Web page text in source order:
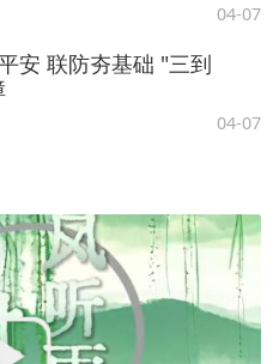
04-07
安 联防夯基础 "三到
04-07